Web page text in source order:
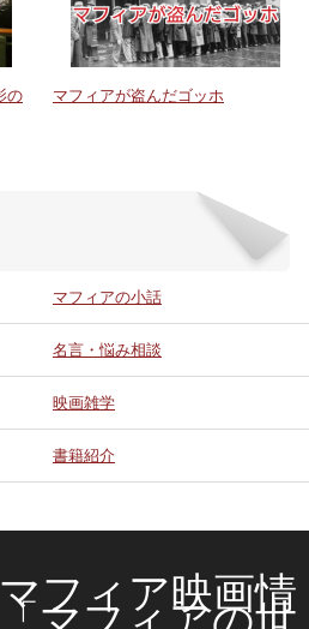
の
マフィアが盗んだゴッホ
マフィアの小話
名言・悩み相談
映画雑学
書籍紹介
フィア映画情